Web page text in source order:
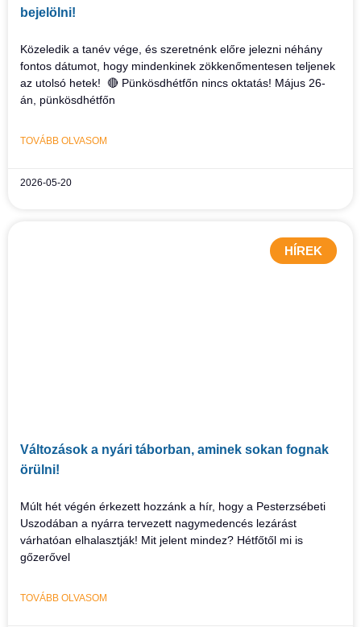
bejelölni!
Közeledik a tanév vége, és szeretnénk előre jelezni néhány
fontos dátumot, hogy mindenkinek zökkenőmentesen teljenek
az utolsó hetek! 🔴 Pünkösdhétfőn nincs oktatás! Május 26-
án, pünkösdhétfőn
TOVÁBB OLVASOM
2026-05-20
HÍREK
Változások a nyári táborban, aminek sokan fognak
örülni!
Múlt hét végén érkezett hozzánk a hír, hogy a Pesterzsébeti
Uszodában a nyárra tervezett nagymedencés lezárást
várhatóan elhalasztják! Mit jelent mindez? Hétfőtől mi is
gőzerővel
TOVÁBB OLVASOM